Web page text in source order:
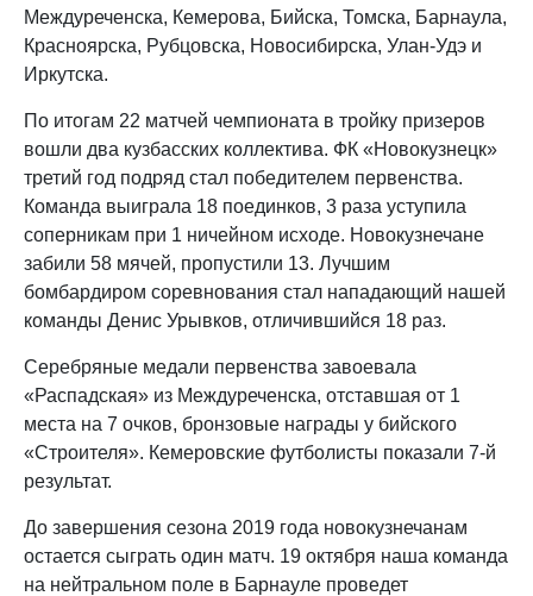
Междуреченска, Кемерова, Бийска, Томска, Барнаула,
Красноярска, Рубцовска, Новосибирска, Улан-Удэ и
Иркутска.
По итогам 22 матчей чемпионата в тройку призеров
вошли два кузбасских коллектива. ФК «Новокузнецк»
третий год подряд стал победителем первенства.
Команда выиграла 18 поединков, 3 раза уступила
соперникам при 1 ничейном исходе. Новокузнечане
забили 58 мячей, пропустили 13. Лучшим
бомбардиром соревнования стал нападающий нашей
команды Денис Урывков, отличившийся 18 раз.
Серебряные медали первенства завоевала
«Распадская» из Междуреченска, отставшая от 1
места на 7 очков, бронзовые награды у бийского
«Строителя». Кемеровские футболисты показали 7-й
результат.
До завершения сезона 2019 года новокузнечанам
остается сыграть один матч. 19 октября наша команда
на нейтральном поле в Барнауле проведет